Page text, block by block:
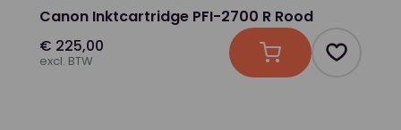
Canon Inktcartridge PFI-2700 R Rood
€ 225,00
excl. BTW In winkelwagen
Product